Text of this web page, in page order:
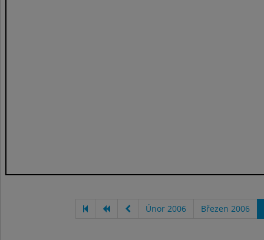
Únor 2006 Březen 2006